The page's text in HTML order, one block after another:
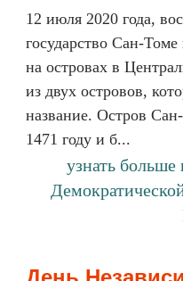
12 июля 2020 года,
государство Сан-
на островах в
из двух островов,
название. Остров
1471 году и б...
узнать